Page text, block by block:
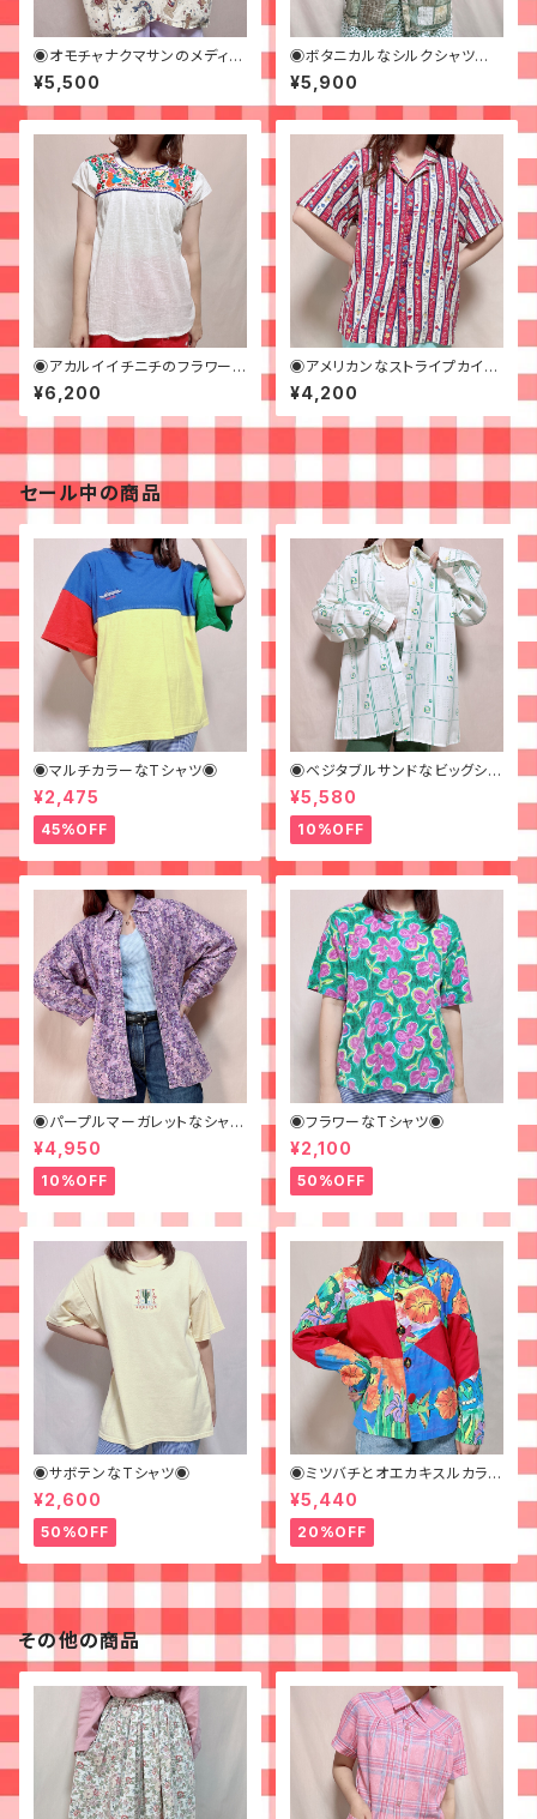
◉オモチャナクマサンのメディカ
ルシャツ◉ 古着 アイボリー くま
¥5,500
◉ボタニカルなシルクシャツ◉
古着 半袖シャツ 柄シャツ
¥5,900
◉アカルイイチニチのフラワーシ
シュウブラウス◉古着 刺繍
メキシカン
¥6,200
◉アメリカンなストライプカイキ
ンシャツ◉ 古着 柄シャツ 半
袖 開襟
¥4,200
セール中の商品
◉マルチカラーなTシャツ◉
¥2,475
45%OFF
◉ベジタブルサンドなビッグシャ
ツ◉ 古着 柄シャツ 70s 緑 幾
何学模様
¥5,580
10%OFF
◉パープルマーガレットなシャツ
◉ 古着 花柄 紫
¥4,950
10%OFF
◉フラワーなTシャツ◉
¥2,100
50%OFF
◉サボテンなTシャツ◉
¥2,600
50%OFF
◉ミツバチとオエカキスルカラフ
ルペイントなジャケット◉
¥5,440
20%OFF
その他の商品